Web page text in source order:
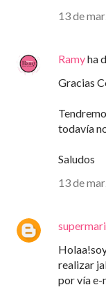
13 de
Ramyha
Gracias
todavía
Saludos
13 de
realizar
por vía e-